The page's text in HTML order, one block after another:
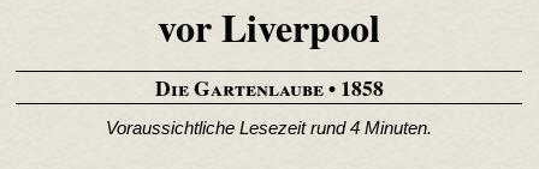
vor Liverpool
Die Gartenlaube• 1858
Voraussichtliche Lesezeit rund 4 Minuten.